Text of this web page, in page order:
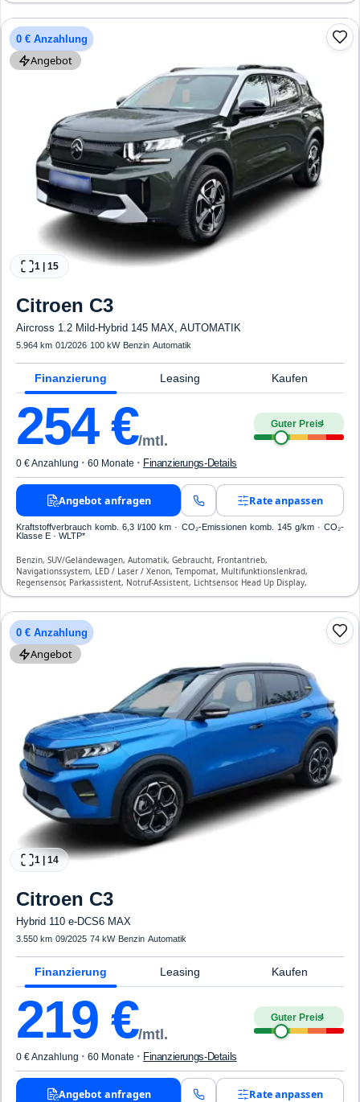
0 € Anzahlung
Angebot
1 15
Citroen C3
Aircross 1.2 Mild-Hybrid 145 MAX, AUTOMATIK
5.964 km·01/2026· 100 kW· Benzin·Automatik
Finanzierung Leasing Kaufen
254€/mtl.
Guter Preis4
0 € Anzahlung · 60 Monate · Finanzierungs-Details
Angebot anfragen Rate anpassen
Kraftstoffverbrauch komb. 6,3 l/100 km · CO₂-Emissionen komb. 145 g/km · CO₂-
Klasse E · WLTP*
Benzin, SUV/Geländewagen, Automatik, Gebraucht, Frontantrieb,
Navigationssystem, LED / Laser / Xenon, Tempomat, Multifunktionslenkrad,
Regensensor, Parkassistent, Notruf-Assistent, Lichtsensor, Head Up Display,
Bluetooth, Freisprecheinrichtung, Verkehrszeichen-Erkennung, ESP, ABS,
0 € Anzahlung
Angebot
1 14
Citroen C3
Hybrid 110 e-DCS6 MAX
3.550 km·09/2025·74 kW· Benzin·Automatik
Finanzierung Leasing Kaufen
219 €/mtl.
Guter Preis4
0 € Anzahlung · 60 Monate · Finanzierungs-Details
Angebot anfragen Rate anpassen